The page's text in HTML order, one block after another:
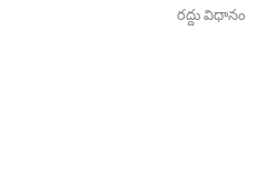
రద్దు విధానం